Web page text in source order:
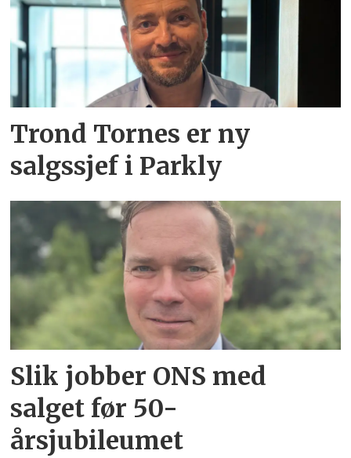
Trond Tornes er ny
salgssjef i Parkly
Slik jobber ONS med
salget før 50-
årsjubileumet